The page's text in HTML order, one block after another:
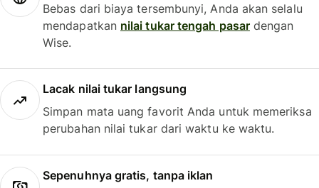
Bebas dari biaya tersembunyi, Anda akan selalu
mendapatkan nilai tukar tengah pasardengan
Wise.
Lacak nilai tukar langsung
Simpan mata uang favorit Anda untuk memeriksa
perubahan nilai tukar dari waktu ke waktu.
Sepenuhnya gratis, tanpa iklan